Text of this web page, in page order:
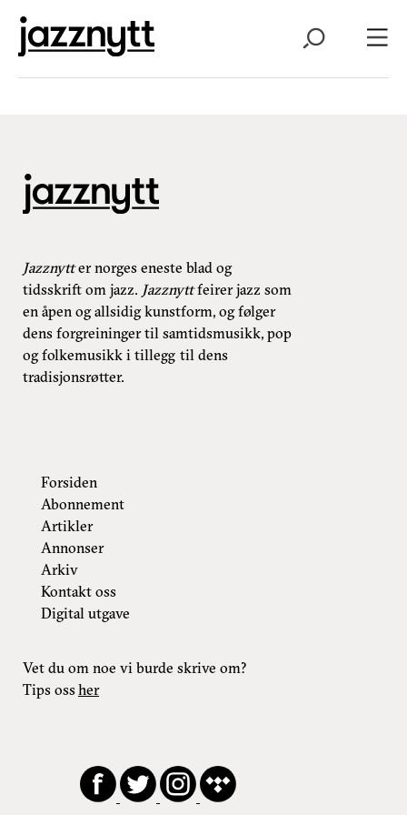
Jazznytter norges eneste blad og
tidsskrift om jazz. Jazznyttfeirer jazz som
en åpen og allsidig kunstform, og følger
dens forgreininger til samtidsmusikk, pop
og folkemusikk i tillegg til dens
tradisjonsrøtter.
Forsiden
Abonnement
Artikler
Annonser
Arkiv
Kontakt oss
Digital utgave
Vet du om noe vi burde skrive om?
Tips ossher